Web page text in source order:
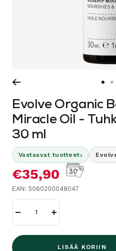
Evolve Organic
Miracle Oil -
30 ml
Vastaavat tuotteet›
Alennushinta
€35,90
EAN: 5060200048047
Lisää
LISÄÄ KORIIN